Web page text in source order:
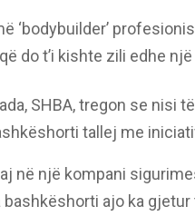
‘bodybuilder’
do t’i kishte zili edhe
SHBA, tregon se nisi
tallej me
në një kompani
ajo ka gjetur